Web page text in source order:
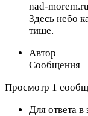
nad-
Здесь небо
тише.
Автор
Сообщения
Просмотр 1
Для ответа в